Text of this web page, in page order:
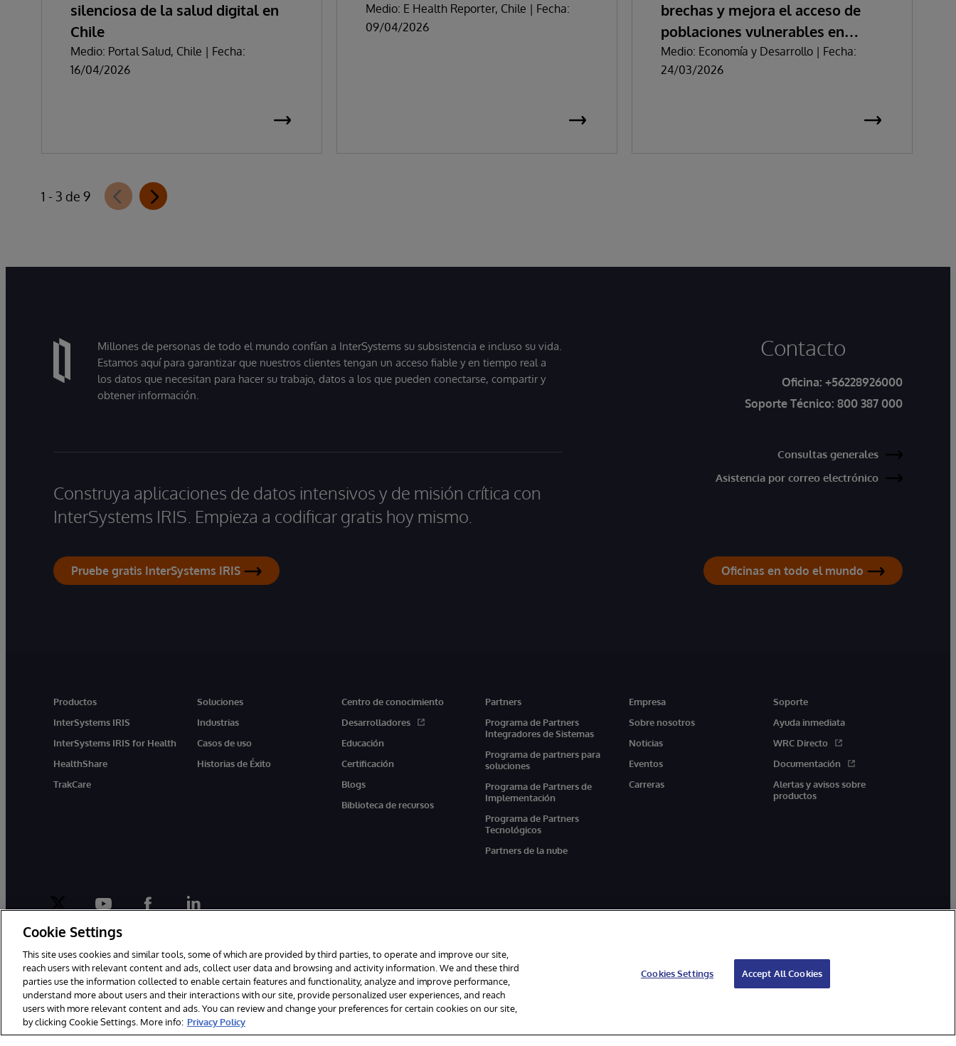
silenciosa de la salud digital en
Chile
Medio: Portal Salud, Chile | Fecha:
16/04/2026
Medio: E Health Reporter, Chile | Fecha:
09/04/2026
brechas y mejora el acceso de
poblaciones vulnerables en
Colombia
Medio: Economía y Desarrollo | Fecha:
24/03/2026
1 - 3 de 9
Millones de personas de todo el mundo confían a InterSystems su subsistencia e incluso su vida.
Estamos aquí para garantizar que nuestros clientes tengan un acceso fiable y en tiempo real a
los datos que necesitan para hacer su trabajo, datos a los que pueden conectarse, compartir y
obtener información.
Construya aplicaciones de datos intensivos y de misión crítica con
InterSystems IRIS. Empieza a codificar gratis hoy mismo.
Pruebe gratis InterSystems IRIS
Contacto
Oficina: +56228926000
Soporte Técnico: 800 387 000
Consultas generales
Asistencia por correo electrónico
Oficinas en todo el mundo
Productos
InterSystems IRIS
InterSystems IRIS for Health
HealthShare
TrakCare
Soluciones
Industrias
Casos de uso
Historias de Éxito
Centro de conocimiento
Desarrolladores
Educación
Certificación
Blogs
Biblioteca de recursos
Partners
Programa de Partners
Integradores de Sistemas
Programa de partners para
soluciones
Programa de Partners de
Implementación
Programa de Partners
Tecnológicos
Partners de la nube
Empresa
Sobre nosotros
Noticias
Eventos
Carreras
Soporte
Ayuda inmediata
WRC Directo
Documentación
Alertas y avisos sobre
productos
twitter youtubefacebooklinkedin
1996-2026 InterSystems Corporation, Boston, MA. Todos los derechos reservados. Avisos/Términos y condiciones
Cookie Settings
This site uses cookies and similar tools, some of which are provided by third parties, to operate and improve our site,
reach users with relevant content and ads, collect user data and browsing and activity information. We and these third
parties use the information collected to enable certain features and functionality, analyze and improve performance,
understand more about users and their interactions with our site, provide personalized user experiences, and reach
users with more relevant content and ads. You can review and change your preferences for certain cookies on our site,
by clicking Cookie Settings. More info: Privacy Policy
Cookies Settings Accept All Cookies